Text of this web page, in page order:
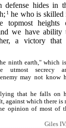
hides in
1he who is skilled
topmost heights
we have ability
a victory that
ninth earth," which
utmost secrecy
may not know
that he falls on
against which there is
opinion of most of
Giles